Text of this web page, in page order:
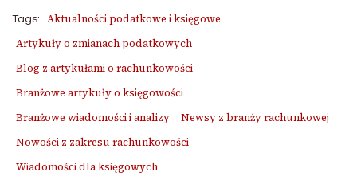
Tags:
Aktualności podatkowe i księgowe
Artykuły o zmianach podatkowych
Blog z artykułami o rachunkowości
Branżowe artykuły o księgowości
Branżowe wiadomości i analizy
Newsy z branży rachunkowej
Nowości z zakresu rachunkowości
Wiadomości dla księgowych